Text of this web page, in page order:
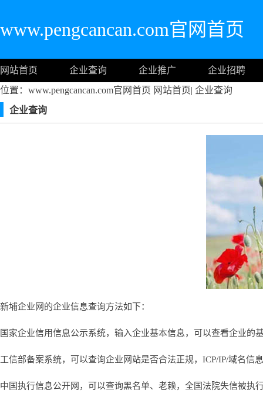
www.pengcancan.com官网首页
网站首页 企业查询 企业推广
企业招聘
位置：www.pengcancan.com官网首页 网站首页| 企业查询
企业查询
新埔企业网的企业信息查询方法如下：
国家企业信用信息公示系统，输入企业基本信息，可以查看企业的
工信部备案系统，可以查询企业网站是否合法正规，ICP/IP/域名信
中国执行信息公开网，可以查询黑名单、老赖，全国法院失信被执